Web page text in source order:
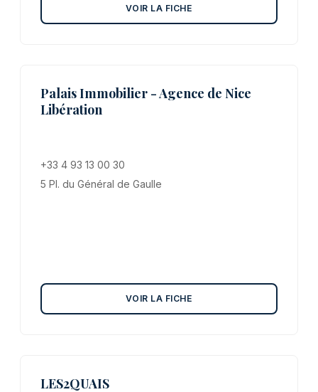
VOIR LA FICHE
Palais Immobilier - Agence de Nice
Libération
+33 4 93 13 00 30
5 Pl. du Général de Gaulle
VOIR LA FICHE
LES2QUAIS